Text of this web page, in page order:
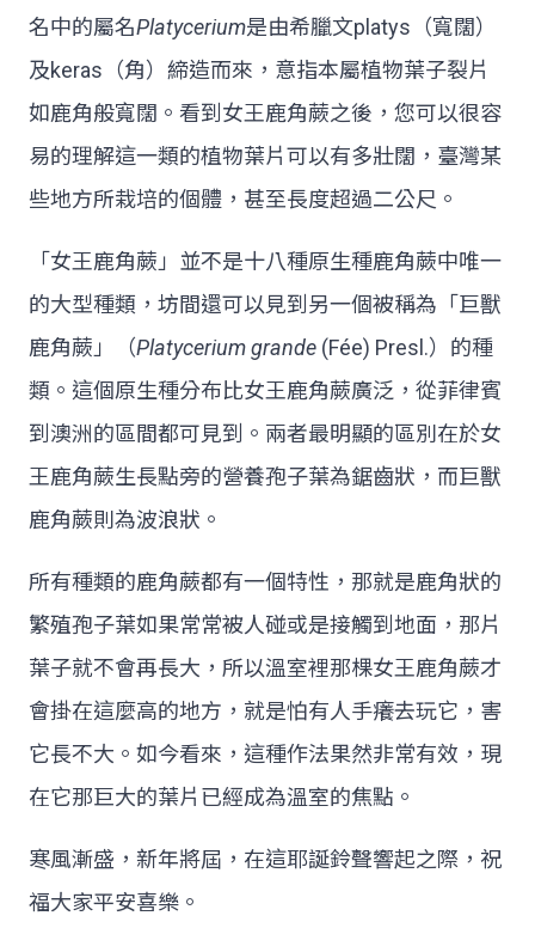
名中的屬名Platycerium是由希臘文platys（寬闊）
及keras（角）締造而來，意指本屬植物葉子裂片
如鹿角般寬闊。看到女王鹿角蕨之後，您可以很容
易的理解這一類的植物葉片可以有多壯闊，臺灣某
些地方所栽培的個體，甚至長度超過二公尺。
「女王鹿角蕨」並不是十八種原生種鹿角蕨中唯一
的大型種類，坊間還可以見到另一個被稱為「巨獸
鹿角蕨」（Platycerium grande (Fée) Presl.）的種
類。這個原生種分布比女王鹿角蕨廣泛，從菲律賓
到澳洲的區間都可見到。兩者最明顯的區別在於女
王鹿角蕨生長點旁的營養孢子葉為鋸齒狀，而巨獸
鹿角蕨則為波浪狀。
所有種類的鹿角蕨都有一個特性，那就是鹿角狀的
繁殖孢子葉如果常常被人碰或是接觸到地面，那片
葉子就不會再長大，所以溫室裡那棵女王鹿角蕨才
會掛在這麼高的地方，就是怕有人手癢去玩它，害
它長不大。如今看來，這種作法果然非常有效，現
在它那巨大的葉片已經成為溫室的焦點。
寒風漸盛，新年將屆，在這耶誕鈴聲響起之際，祝
福大家平安喜樂。